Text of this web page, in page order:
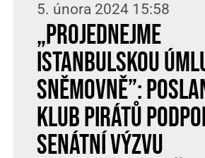
5. února 2024 15:58
„Projednejme
Istanbulskou
Sněmovně”:
klub Pirátů
senátní výzvu